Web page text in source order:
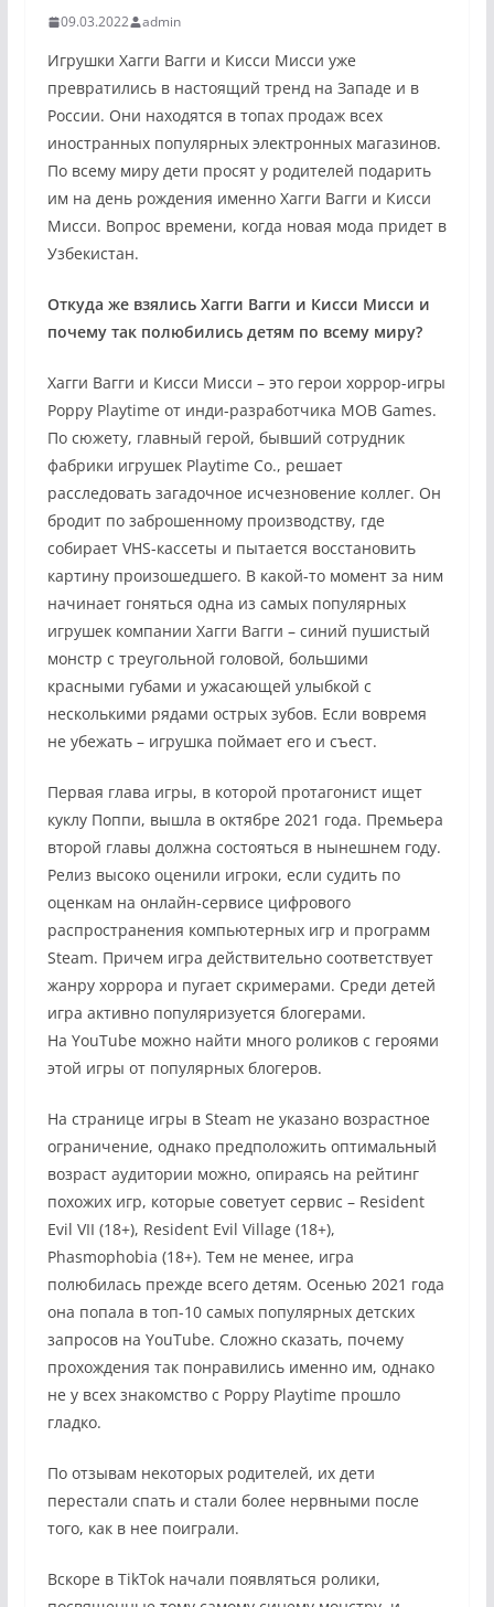
09.03.2022 admin
Игрушки Хагги Вагги и Кисси Мисси уже
превратились в настоящий тренд на Западе и в
России. Они находятся в топах продаж всех
иностранных популярных электронных магазинов.
По всему миру дети просят у родителей подарить
им на день рождения именно Хагги Вагги и Кисси
Мисси. Вопрос времени, когда новая мода придет в
Узбекистан.
Откуда же взялись Хагги Вагги и Кисси Мисси и
почему так полюбились детям по всему миру?
Хагги Вагги и Кисси Мисси – это герои хоррор-игры
Poppy Playtime от инди-разработчика MOB Games.
По сюжету, главный герой, бывший сотрудник
фабрики игрушек Playtime Co., решает
расследовать загадочное исчезновение коллег. Он
бродит по заброшенному производству, где
собирает VHS-кассеты и пытается восстановить
картину произошедшего. В какой-то момент за ним
начинает гоняться одна из самых популярных
игрушек компании Хагги Вагги – синий пушистый
монстр с треугольной головой, большими
красными губами и ужасающей улыбкой с
несколькими рядами острых зубов. Если вовремя
не убежать – игрушка поймает его и съест.
Первая глава игры, в которой протагонист ищет
куклу Поппи, вышла в октябре 2021 года. Премьера
второй главы должна состояться в нынешнем году.
Релиз высоко оценили игроки, если судить по
оценкам на онлайн-сервисе цифрового
распространения компьютерных игр и программ
Steam. Причем игра действительно соответствует
жанру хоррора и пугает скримерами. Среди детей
игра активно популяризуется блогерами.
На YouTube можно найти много роликов с героями
этой игры от популярных блогеров.
На странице игры в Steam не указано возрастное
ограничение, однако предположить оптимальный
возраст аудитории можно, опираясь на рейтинг
похожих игр, которые советует сервис – Resident
Evil VII (18+), Resident Evil Village (18+),
Phasmophobia (18+). Тем не менее, игра
полюбилась прежде всего детям. Осенью 2021 года
она попала в топ-10 самых популярных детских
запросов на YouTube. Сложно сказать, почему
прохождения так понравились именно им, однако
не у всех знакомство с Poppy Playtime прошло
гладко.
По отзывам некоторых родителей, их дети
перестали спать и стали более нервными после
того, как в нее поиграли.
Вскоре в TikTok начали появляться ролики,